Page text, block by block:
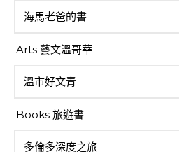
海馬老爸的書
Arts 藝文溫哥華
溫市好文青
Books 旅遊書
多倫多深度之旅